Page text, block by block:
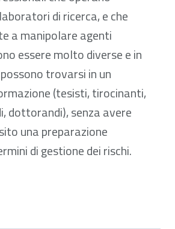
di ricerca, e che
a manipolare agenti
essere molto diverse e in
trovarsi in un
(tesisti, tirocinanti,
dottorandi), senza avere
una preparazione
di gestione dei rischi.